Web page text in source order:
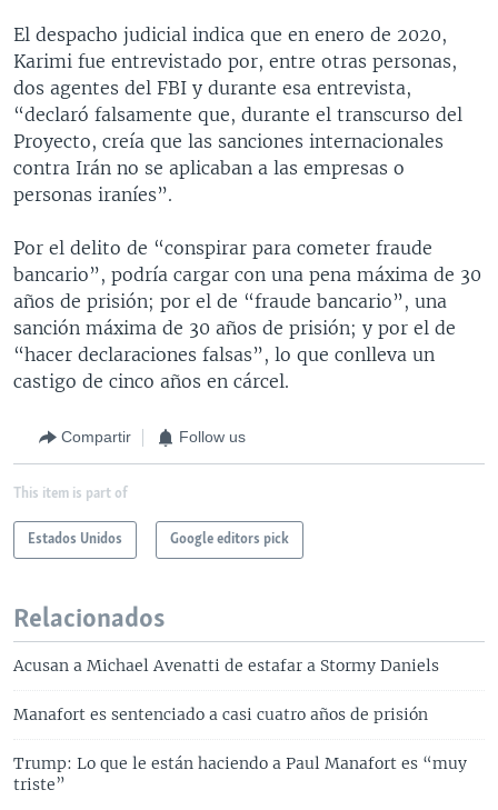
El despacho judicial indica que en enero de 2020,
Karimi fue entrevistado por, entre otras personas,
dos agentes del FBI y durante esa entrevista,
“declaró falsamente que, durante el transcurso del
Proyecto, creía que las sanciones internacionales
contra Irán no se aplicaban a las empresas o
personas iraníes”.
Por el delito de “conspirar para cometer fraude
bancario”, podría cargar con una pena máxima de 30
años de prisión; por el de “fraude bancario”, una
sanción máxima de 30 años de prisión; y por el de
“hacer declaraciones falsas”, lo que conlleva un
castigo de cinco años en cárcel.
Compartir Follow us
This item is part of
Estados Unidos Google editors pick
Relacionados
Acusan a Michael Avenatti de estafar a Stormy Daniels
Manafort es sentenciado a casi cuatro años de prisión
Trump: Lo que le están haciendo a Paul Manafort es “muy
triste”